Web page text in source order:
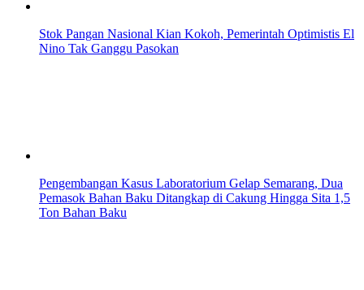
Stok Pangan Nasional Kian Kokoh, Pemerintah Optimistis El
Nino Tak Ganggu Pasokan
Pengembangan Kasus Laboratorium Gelap Semarang, Dua
Pemasok Bahan Baku Ditangkap di Cakung Hingga Sita 1,5
Ton Bahan Baku